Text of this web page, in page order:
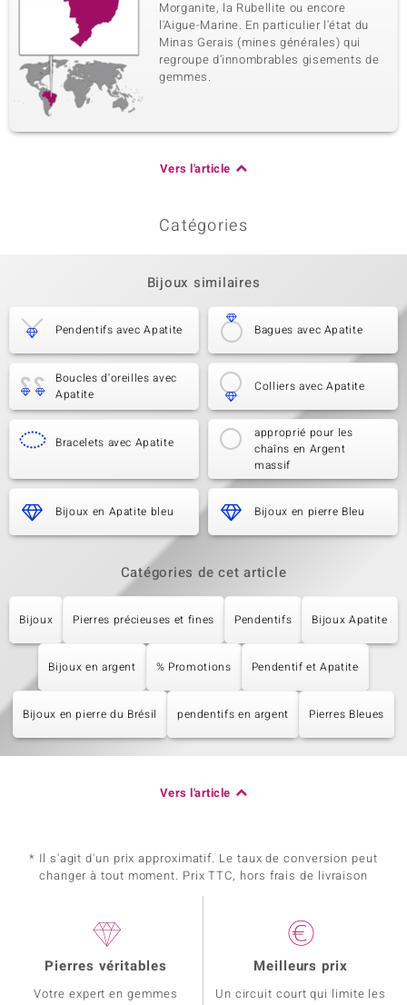
Morganite, la Rubellite ou encore
l'Aigue-Marine. En particulier l'état du
Minas Gerais (mines générales) qui
regroupe d’innombrables gisements de
gemmes.
Vers l'article
Catégories
Bijoux similaires
Pendentifs avec Apatite Bagues avec Apatite
Boucles d'oreilles avec
Apatite
Colliers avec Apatite
Bracelets avec Apatite
approprié pour les
chaîns en Argent
massif
Bijoux en Apatite bleu Bijoux en pierre Bleu
Catégories de cet article
Bijoux Pierres précieuses et fines Pendentifs Bijoux Apatite
Bijoux en argent % Promotions Pendentif et Apatite
Bijoux en pierre du Brésil pendentifs en argent Pierres Bleues
Vers l'article
* Il s'agit d'un prix approximatif. Le taux de conversion peut
changer à tout moment. Prix TTC, hors frais de livraison
Pierres véritables
Votre expert en gemmes
Meilleurs prix
Un circuit court qui limite les